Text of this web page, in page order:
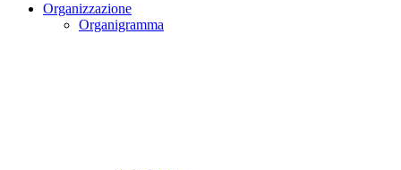
Organizzazione
Organigramma